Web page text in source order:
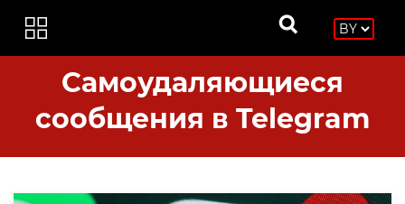
Самоудаляющиеся
сообщения в Telegram